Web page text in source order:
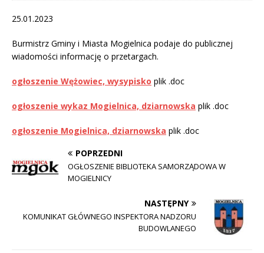
25.01.2023
Burmistrz Gminy i Miasta Mogielnica podaje do publicznej
wiadomości informację o przetargach.
ogłoszenie Wężowiec, wysypisko plik .doc
ogłoszenie wykaz Mogielnica, dziarnowska plik .doc
ogłoszenie Mogielnica, dziarnowska plik .doc
POPRZEDNI
OGŁOSZENIE BIBLIOTEKA SAMORZĄDOWA W
MOGIELNICY
NASTĘPNY
KOMUNIKAT GŁÓWNEGO INSPEKTORA NADZORU
BUDOWLANEGO